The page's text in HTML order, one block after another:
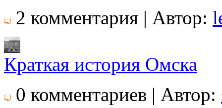
2 комментария | Автор:
Краткая история Омска
0 комментариев | Автор: